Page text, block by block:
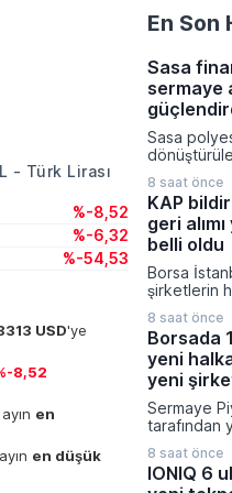
- Türk Lirası
%-8,52
%-6,32
%-54,53
USD'ye
8,52
en
en düşük
En Son
Sasa
sermaye
Sasa
tutarındaki
artırımı
işlemleriyle
Şirketin
işlem
seviyesine
sermaye
yürürlüğe
8 saat önce
KAP
geri
belli oldu
Borsa
şirketlerin
yürüttükleri
süreçleri
ediyor.
Platformu
isimlerin de
kuruluşun
görülüyor.
8 saat önce
Borsada
yeni
yeni
Sermaye
tarafından
şirketin
onay
8 saat önce
IONIQ 6